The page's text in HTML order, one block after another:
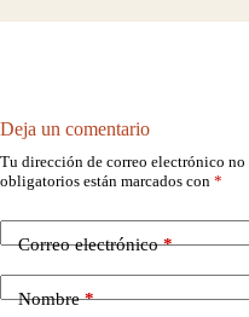
Deja un comentario
Tu dirección de correo electrónico no
obligatorios están marcados con *
Correo electrónico*
Nombre*